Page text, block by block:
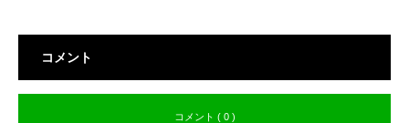
コメント
コメント ( 0 )